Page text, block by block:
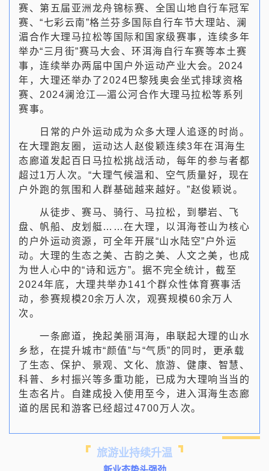
赛、第五届亚洲龙舟锦标赛、全国山地自行车冠军
赛、“七彩云南”格兰芬多国际自行车节大理站、澜
湄合作大理马拉松等国际和国家级赛事，连续多年
举办“三月街”赛马大会、环洱海自行车赛等本土赛
事，连续举办两届中国户外运动产业大会。2024
年，大理还举办了2024巴黎残奥会坐式排球资格
赛、2024澜沧江—湄公河合作大理马拉松等系列
赛事。
日常的户外运动成为众多大理人追逐的时尚。
在大理跑友圈，运动达人赵俊颖连续3年在洱海生
态廊道发起百日马拉松挑战活动，每年的参与者都
超过1万人次。“大理气候温和、空气质量好，现在
户外跑的氛围和人群基础越来越好。”赵俊颖说。
从徒步、赛马、骑行、马拉松，到攀岩、飞
盘、帆船、皮划艇……在大理，以洱海苍山为核心
的户外运动资源，可全年开展“山水陆空”户外运
动。大理的生态之美、古韵之美、人文之美，也成
为世人心中的“诗和远方”。据不完全统计，截至
2024年底，大理共举办141个群众性体育赛事活
动，参赛规模20余万人次，观赛规模60余万人
次。
一条廊道，挽起美丽洱海，串联起大理的山水
乡愁，在提升城市“颜值”与“气质”的同时，更承载
了生态、保护、景观、文化、旅游、健康、智慧、
科普、乡村振兴等多重功能，已成为大理响当当的
生态名片。自建成投入使用至今，进入洱海生态廊
道的居民和游客已经超过4700万人次。
旅游业持续升温